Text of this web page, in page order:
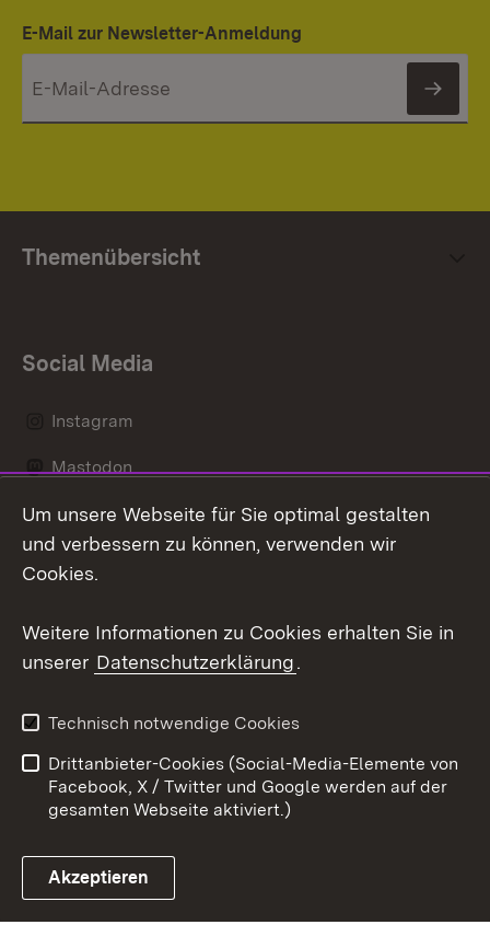
E-Mail zur Newsletter-Anmeldung
Themenübersicht
Social Media
Instagram
Mastodon
Messenger
Link zum Landesportal
Kontakt
Impressum
Cookies
Um unsere Webseite für Sie optimal gestalten
und verbessern zu können, verwenden wir
Cookies.
Weitere Informationen zu Cookies erhalten Sie in
unserer Datenschutzerklärung.
Technisch notwendige Cookies
Drittanbieter-Cookies (Social-Media-Elemente von
Facebook, X / Twitter und Google werden auf der
gesamten Webseite aktiviert.)
Akzeptieren